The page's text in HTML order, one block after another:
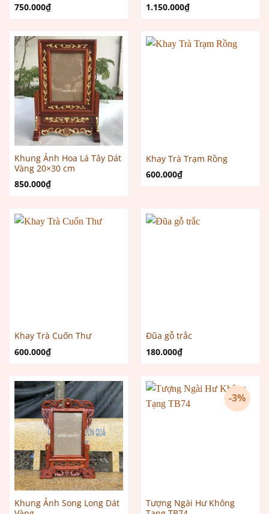
750.000₫
1.150.000₫
Khung Ảnh Hoa Lá Tây Dát
Vàng 20×30 cm
850.000₫
Khay Trà Trạm Rồng
600.000₫
Khay Trà Cuốn Thư
600.000₫
Đũa gỗ trắc
180.000₫
Khung Ảnh Song Long Dát
-3%
Tượng Ngài Hư Không